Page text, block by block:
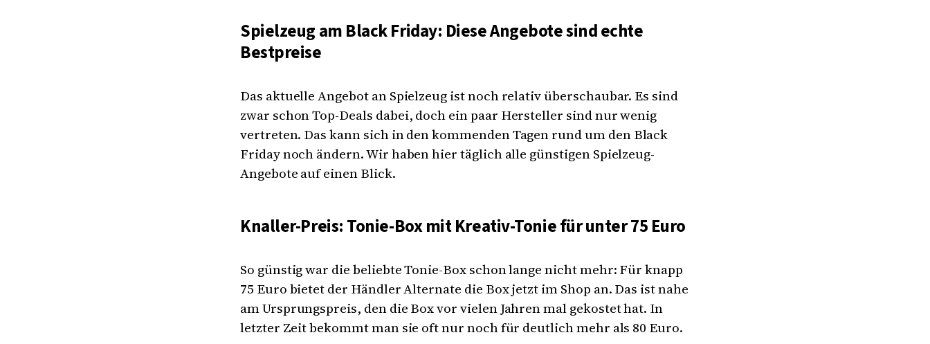
Spielzeug am Black Friday: Diese Angebote sind echte
Bestpreise
Das aktuelle Angebot an Spielzeug ist noch relativ überschaubar. Es sind
zwar schon Top-Deals dabei, doch ein paar Hersteller sind nur wenig
vertreten. Das kann sich in den kommenden Tagen rund um den Black
Friday noch ändern. Wir haben hier täglich alle günstigen Spielzeug-
Angebote auf einen Blick.
Knaller-Preis: Tonie-Box mit Kreativ-Tonie für unter 75 Euro
So günstig war die beliebte Tonie-Box schon lange nicht mehr: Für knapp
75 Euro bietet der Händler Alternate die Box jetzt im Shop an. Das ist nahe
am Ursprungspreis, den die Box vor vielen Jahren mal gekostet hat. In
letzter Zeit bekommt man sie oft nur noch für deutlich mehr als 80 Euro.